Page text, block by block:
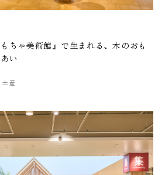
ちゃ美術館』で生まれる、木のおも
い
産